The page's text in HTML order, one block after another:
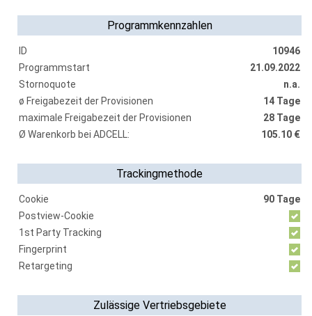
Programmkennzahlen
ID
10946
Programmstart
21.09.2022
Stornoquote
n.a.
ø Freigabezeit der Provisionen
14 Tage
maximale Freigabezeit der Provisionen
28 Tage
Ø Warenkorb bei ADCELL:
105.10 €
Trackingmethode
Cookie
90 Tage
Postview-Cookie
1st Party Tracking
Fingerprint
Retargeting
Zulässige Vertriebsgebiete